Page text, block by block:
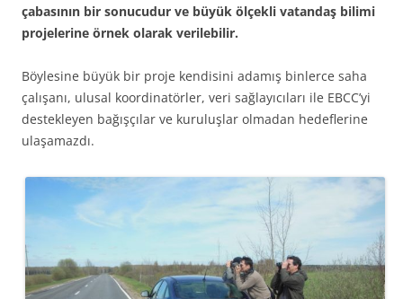
çabasının bir sonucudur ve büyük ölçekli vatandaş bilimi
projelerine örnek olarak verilebilir.
Böylesine büyük bir proje kendisini adamış binlerce saha
çalışanı, ulusal koordinatörler, veri sağlayıcıları ile EBCC’yi
destekleyen bağışçılar ve kuruluşlar olmadan hedeflerine
ulaşamazdı.